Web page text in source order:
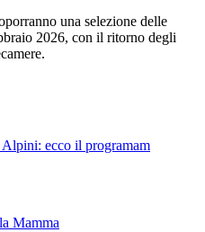
una selezione delle
2026, con il ritorno degli
ecco il programam
Mamma